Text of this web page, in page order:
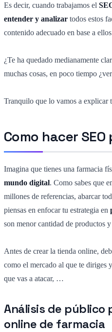
Es decir, cuando trabajamos el
entender y analizar todos estos
contenido adecuado en base a
¿Te ha quedado medianamente
muchas cosas, en poco tiempo
Tranquilo que lo vamos a explicar
Como hacer
Imagina que tienes una farmacia
mundo digital. Como sabes que
millones de referencias, abarcar
piensas en enfocar tu estrategia en
son menor cantidad de productos
Antes de crear la tienda online,
como el mercado al que te diriges
que vas a atacar, …
Análisis de público
online de farmacia